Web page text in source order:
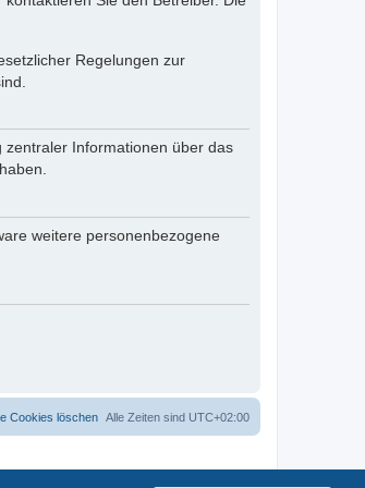
Regelungen zur
Informationen über das
weitere personenbezogene
Alle Zeiten sind UTC+02:00
Cookies löschen